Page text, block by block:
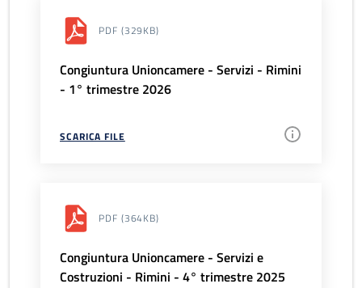
PDF (329KB)
Congiuntura Unioncamere - Servizi - Rimini
- 1° trimestre 2026
SCARICA FILE
PDF (364KB)
Congiuntura Unioncamere - Servizi e
Costruzioni - Rimini - 4° trimestre 2025